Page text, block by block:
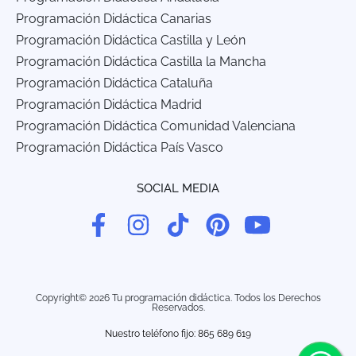
Programación Didáctica Canarias
Programación Didáctica Castilla y León
Programación Didáctica Castilla la Mancha
Programación Didáctica Cataluña
Programación Didáctica Madrid
Programación Didáctica Comunidad Valenciana
Programación Didáctica País Vasco
SOCIAL MEDIA
Copyright© 2026 Tu programación didáctica. Todos los Derechos
Reservados.
Nuestro teléfono fijo: 865 689 619